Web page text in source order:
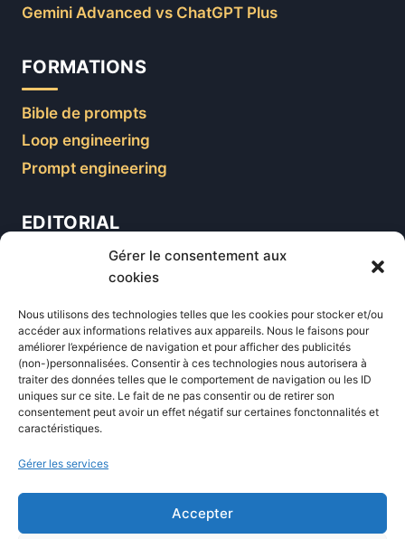
Gérer le consentement aux
cookies
Nous utilisons des technologies telles que les cookies pour stocker et/ou
accéder aux informations relatives aux appareils. Nous le faisons pour
améliorer l’expérience de navigation et pour afficher des publicités
(non-)personnalisées. Consentir à ces technologies nous autorisera à
traiter des données telles que le comportement de navigation ou les ID
uniques sur ce site. Le fait de ne pas consentir ou de retirer son
consentement peut avoir un effet négatif sur certaines fonctonnalités et
caractéristiques.
Gérer les services
Accepter
Gemini Advanced vs ChatGPT Plus
FORMATIONS
Bible de prompts
Loop engineering
Prompt engineering
EDITORIAL
Formations
Newsletter
Équipe éditoriale
Politique éditoriale
Méthodologie de test
Transparence et affiliation
CritiquePlus dans les médias